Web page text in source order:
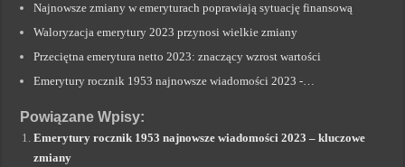
Najnowsze zmiany w emeryturach poprawiają sytuację finansową
Waloryzacja emerytury 2023 przynosi wielkie zmiany
Przeciętna emerytura netto 2023: znaczący wzrost wartości
Emerytury rocznik 1953 najnowsze wiadomości 2023 -…
Powiązane Wpisy:
Emerytury rocznik 1953 najnowsze wiadomości 2023 – kluczowe
zmiany